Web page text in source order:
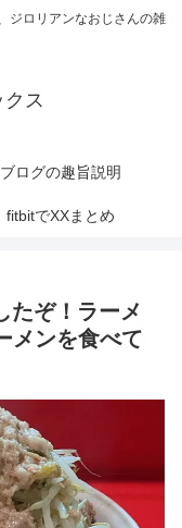
ジロリアンなおじさんの雑
ス
ブログの趣旨説明
fitbitでXXまとめ
たぞ！ラーメ
メンを食べて